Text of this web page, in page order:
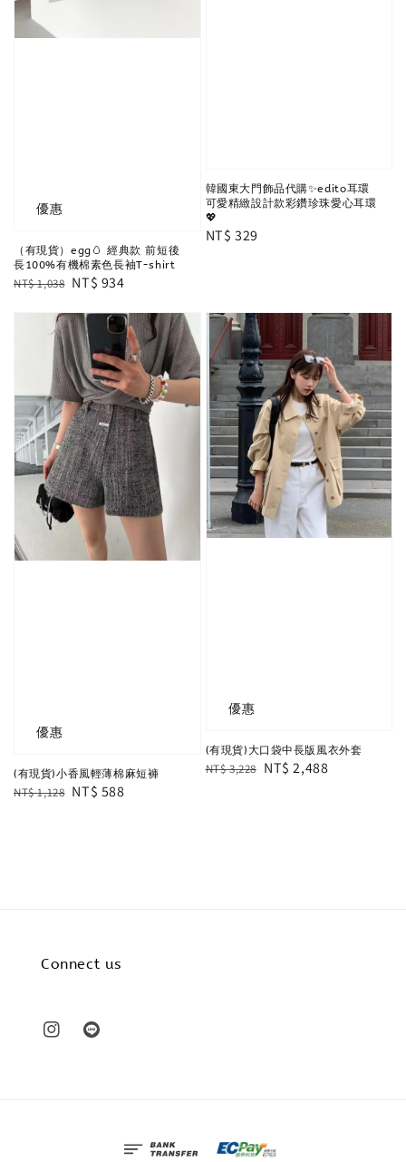
優惠
（有現貨）egg🥚 經典款 前短後
長100%有機棉素色長袖T-shirt
Regular
NT$ 1,038 Sale
NT$ 934
韓國東大門飾品代購✨edito耳環
可愛精緻設計款彩鑽珍珠愛心耳環
💖
Regular
NT$ 329
優惠
(有現貨)小香風輕薄棉麻短褲
Regular
NT$ 1,128 Sale
NT$ 588
優惠
(有現貨)大口袋中長版風衣外套
Regular
NT$ 3,228 Sale
NT$ 2,488
Connect us